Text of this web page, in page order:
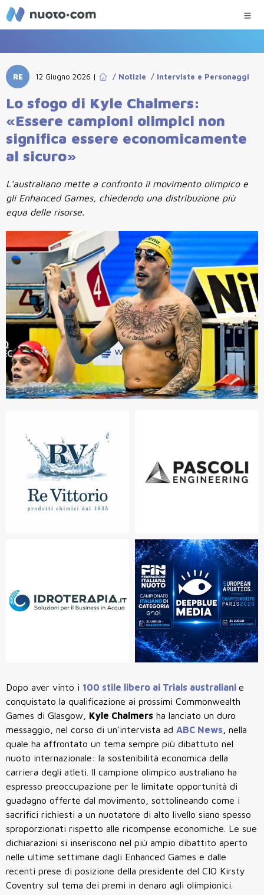
RE 12 Giugno 2026 | / Notizie / Interviste e Personaggi
Lo sfogo di Kyle Chalmers:
«Essere campioni olimpici non
significa essere economicamente
al sicuro»
L'australiano mette a confronto il movimento olimpico e
gli Enhanced Games, chiedendo una distribuzione più
equa delle risorse.
Dopo aver vinto i 100 stile libero ai Trials australiani e
conquistato la qualificazione ai prossimi Commonwealth
Games di Glasgow, Kyle Chalmers ha lanciato un duro
messaggio, nel corso di un'intervista ad ABC News
nella
quale ha affrontato un tema sempre più dibattuto nel
nuoto internazionale: la sostenibilità economica della
carriera degli atleti. Il campione olimpico australiano ha
espresso preoccupazione per le limitate opportunità di
guadagno offerte dal movimento, sottolineando come i
sacrifici richiesti a un nuotatore di alto livello siano spesso
sproporzionati rispetto alle ricompense economiche. Le sue
dichiarazioni si inseriscono nel più ampio dibattito aperto
nelle ultime settimane dagli Enhanced Games e dalle
recenti prese di posizione della presidente del CIO Kirsty
Coventry sul tema dei premi in denaro agli olimpionici.